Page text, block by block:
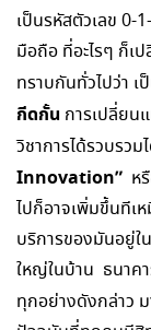
เป็นรหัสตัวเลข 0-
มือถือ ที่อะไรๆ ก็เ
ทราบกันทั่วไปว่า เ
กีดกั้น การเปลี่ยน
วิชาการได้รวบรวม
Innovation” ห
ไปก็อาจเพิ่มขึ้นทีเ
บริการของมันอยู่ใ
ใหญ่ในบ้าน ธนาค
ทุกอย่างดังกล่าว